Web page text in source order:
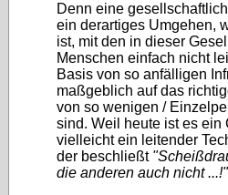
Denn eine
ein derartiges Umgehen,
ist, mit den in dieser
Menschen einfach nicht
Basis von so anfälligen
maßgeblich auf das
von so wenigen /
sind. Weil heute ist es ein
vielleicht ein leitender
der beschließt
die anderen auch nicht ...!"